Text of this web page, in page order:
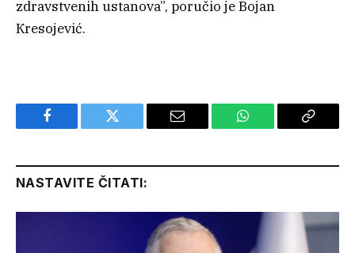
zdravstvenih ustanova”, poručio je Bojan
Кresojević.
Facebook Twitter Email WhatsApp Copy
NASTAVITE ČITATI: